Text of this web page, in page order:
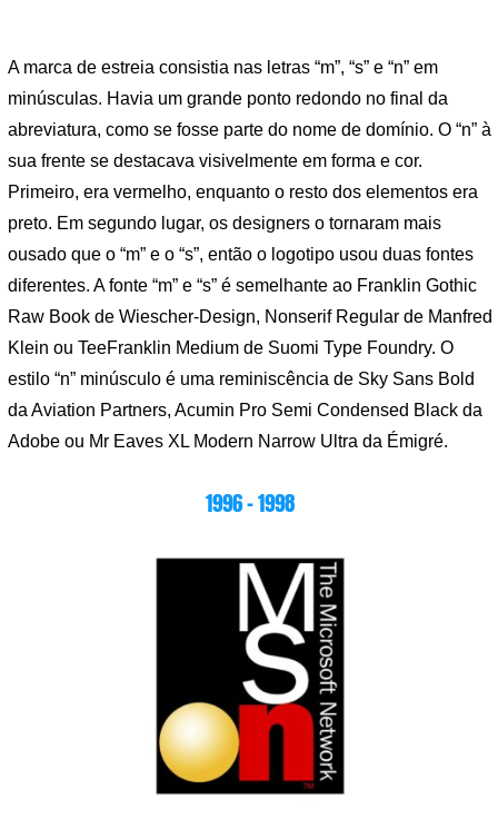
A marca de estreia consistia nas letras “m”, “s” e “n” em
minúsculas. Havia um grande ponto redondo no final da
abreviatura, como se fosse parte do nome de domínio. O “n” à
sua frente se destacava visivelmente em forma e cor.
Primeiro, era vermelho, enquanto o resto dos elementos era
preto. Em segundo lugar, os designers o tornaram mais
ousado que o “m” e o “s”, então o logotipo usou duas fontes
diferentes. A fonte “m” e “s” é semelhante ao Franklin Gothic
Raw Book de Wiescher-Design, Nonserif Regular de Manfred
Klein ou TeeFranklin Medium de Suomi Type Foundry. O
estilo “n” minúsculo é uma reminiscência de Sky Sans Bold
da Aviation Partners, Acumin Pro Semi Condensed Black da
Adobe ou Mr Eaves XL Modern Narrow Ultra da Émigré.
1996 – 1998